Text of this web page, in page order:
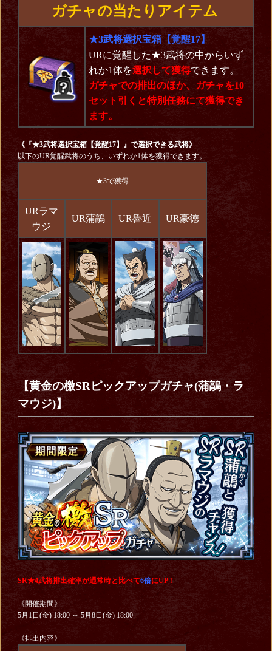
ガチャの当たりアイテム
★3武将選択宝箱【覚醒17】
URに覚醒した★3武将の中からいず
れか1体を選択して獲得できます。
ガチャでの排出のほか、ガチャを10
セット引くと特別任務にて獲得でき
ます。
《『★3武将選択宝箱【覚醒17】』で選択できる武将》
以下のUR覚醒武将のうち、いずれか1体を獲得できます。
★3で獲得
URラマ
ウジ
UR蒲鶮 UR魯近 UR豪徳
【黄金の檄SRピックアップガチャ(蒲鶮・ラ
マウジ)】
SR★4武将排出確率が通常時と比べて6倍にUP！
《開催期間》
5月1日(金) 18:00 ～ 5月8日(金) 18:00
《排出内容》